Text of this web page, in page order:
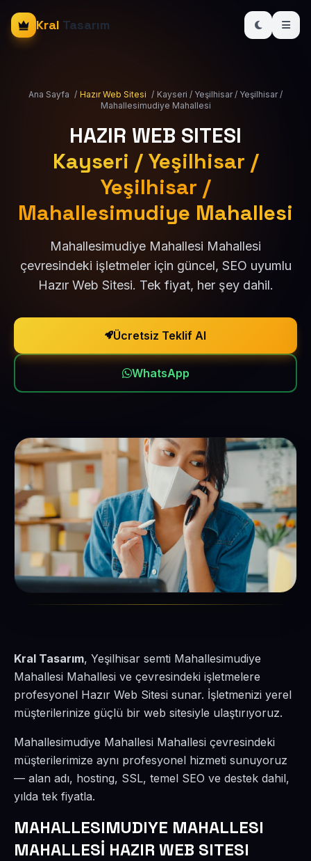
Kral Tasarım
Ana Sayfa / Hazır Web Sitesi / Kayseri / Yeşilhisar / Yeşilhisar /
Mahallesimudiye Mahallesi
HAZIR WEB SITESI
Kayseri / Yeşilhisar /
Yeşilhisar /
Mahallesimudiye Mahallesi
Mahallesimudiye Mahallesi Mahallesi
çevresindeki işletmeler için güncel, SEO uyumlu
Hazır Web Sitesi. Tek fiyat, her şey dahil.
Ücretsiz Teklif Al
WhatsApp
Kral Tasarım, Yeşilhisar semti Mahallesimudiye
Mahallesi Mahallesi ve çevresindeki işletmelere
profesyonel Hazır Web Sitesi sunar. İşletmenizi yerel
müşterilerinize güçlü bir web sitesiyle ulaştırıyoruz.
Mahallesimudiye Mahallesi Mahallesi çevresindeki
müşterilerimize aynı profesyonel hizmeti sunuyoruz
— alan adı, hosting, SSL, temel SEO ve destek dahil,
yılda tek fiyatla.
MAHALLESIMUDIYE MAHALLESI
MAHALLESİ HAZIR WEB SITESI